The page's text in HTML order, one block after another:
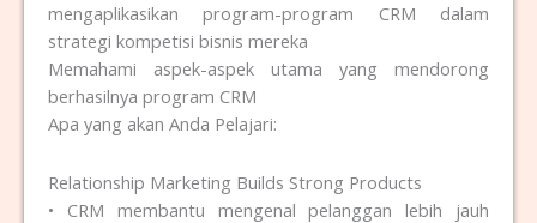
mengaplikasikan program-program CRM dalam
strategi kompetisi bisnis mereka
Memahami aspek-aspek utama yang mendorong
berhasilnya program CRM
Apa yang akan Anda Pelajari:
Relationship Marketing Builds Strong Products
• CRM membantu mengenal pelanggan lebih jauh